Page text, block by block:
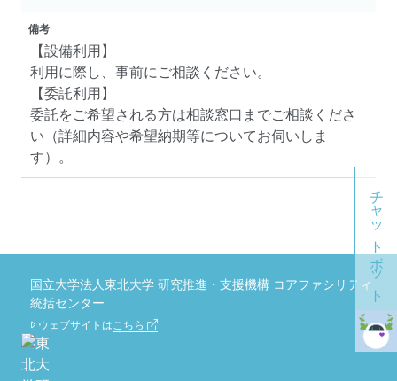
備考
【設備利用】
利用に際し、事前にご相談ください。
【委託利用】
委託をご希望される方は相談窓口までご相談くださ
い（詳細内容や希望納期等についてお伺いしま
す）。
チャットボット
国立大学法人東北大学 研究推進・支援機構 コアファシリティ
統括センター
ウェブサイトはこちら